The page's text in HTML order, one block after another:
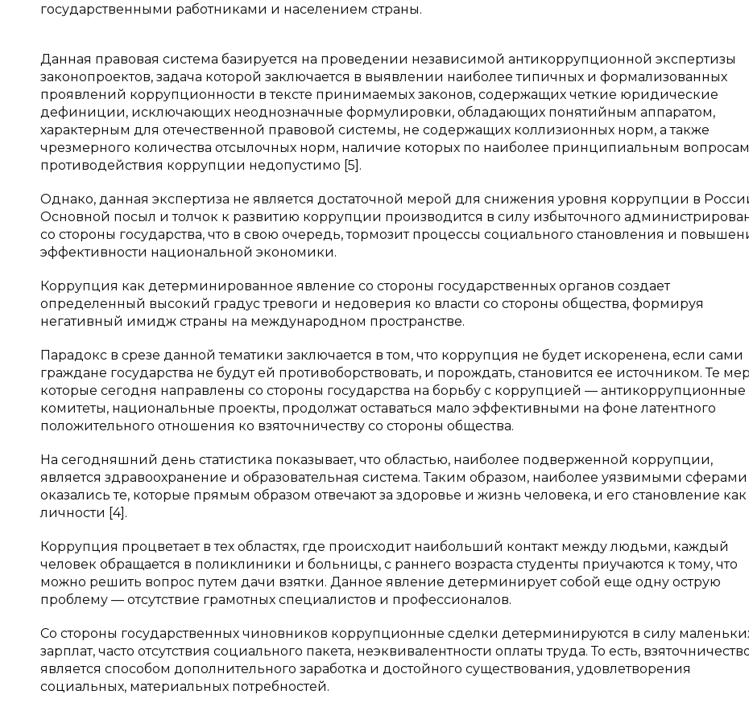
государственными работниками и населением страны.
Данная правовая система базируется на проведении независимой антикоррупционной экспертизы
законопроектов, задача которой заключается в выявлении наиболее типичных и формализованных
проявлений коррупционности в тексте принимаемых законов, содержащих четкие юридические
дефиниции, исключающих неоднозначные формулировки, обладающих понятийным аппаратом,
характерным для отечественной правовой системы, не содержащих коллизионных норм, а также
чрезмерного количества отсылочных норм, наличие которых по наиболее принципиальным вопросам
противодействия коррупции недопустимо [5].
Однако, данная экспертиза не является достаточной мерой для снижения уровня коррупции в
Основной посыл и толчок к развитию коррупции производится в силу избыточного
со стороны государства, что в свою очередь, тормозит процессы социального становления и
эффективности национальной экономики.
Коррупция как детерминированное явление со стороны государственных органов создает
определенный высокий градус тревоги и недоверия ко власти со стороны общества, формируя
негативный имидж страны на международном пространстве.
Парадокс в срезе данной тематики заключается в том, что коррупция не будет искоренена, если сами
граждане государства не будут ей противоборствовать, и порождать, становится ее источником. Те
которые сегодня направлены со стороны государства на борьбу с коррупцией — антикоррупционные
комитеты, национальные проекты, продолжат оставаться мало эффективными на фоне латентного
положительного отношения ко взяточничеству со стороны общества.
На сегодняшний день статистика показывает, что областью, наиболее подверженной коррупции,
является здравоохранение и образовательная система. Таким образом, наиболее уязвимыми сферами
оказались те, которые прямым образом отвечают за здоровье и жизнь человека, и его становление как
личности [4].
Коррупция процветает в тех областях, где происходит наибольший контакт между людьми, каждый
человек обращается в поликлиники и больницы, с раннего возраста студенты приучаются к тому, что
можно решить вопрос путем дачи взятки. Данное явление детерминирует собой еще одну острую
проблему — отсутствие грамотных специалистов и профессионалов.
Со стороны государственных чиновников коррупционные сделки детерминируются в силу
зарплат, часто отсутствия социального пакета, неэквивалентности оплаты труда. То есть,
является способом дополнительного заработка и достойного существования, удовлетворения
социальных, материальных потребностей.